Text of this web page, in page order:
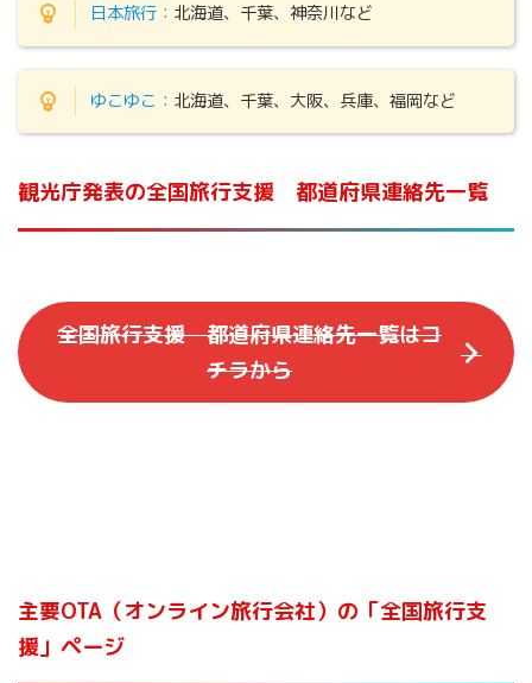
日本旅行： 北海道、 千葉、神奈川など
ゆこゆこ： 北海道、 千葉、大阪、兵庫、福岡など
観光庁発表の全国旅行支援 都道府県連絡先一覧
全国旅行支援 都道府県連絡先一覧はコ
チラから
主要OTA（オンライン旅行会社）の「全国旅行支
援」ページ